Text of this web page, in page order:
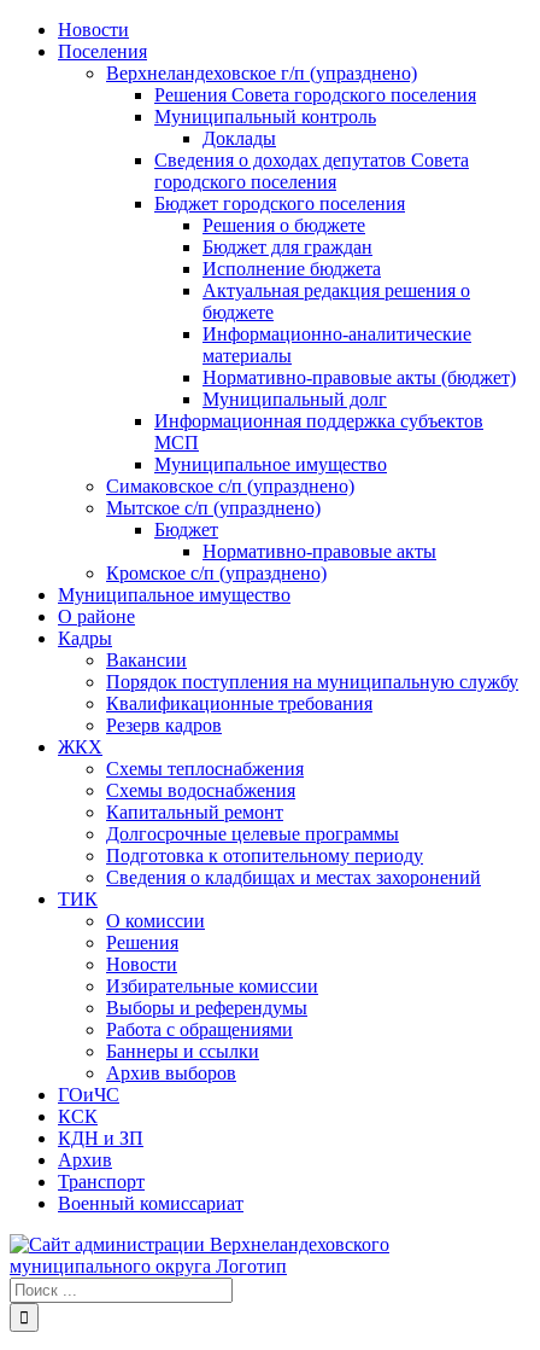
Skip
Новости
Поселения
Верхнеландеховское г/п (упразднено)
Решения Совета городского поселения
Муниципальный контроль
Доклады
Сведения о доходах депутатов Совета
городского поселения
Бюджет городского поселения
Решения о бюджете
Бюджет для граждан
Исполнение бюджета
Актуальная редакция решения о
бюджете
Информационно-аналитические
материалы
Нормативно-правовые акты (бюджет)
Муниципальный долг
Информационная поддержка субъектов
МСП
Муниципальное имущество
Симаковское с/п (упразднено)
Мытское с/п (упразднено)
Бюджет
Нормативно-правовые акты
Кромское с/п (упразднено)
Муниципальное имущество
О районе
Кадры
Вакансии
Порядок поступления на муниципальную службу
Квалификационные требования
Резерв кадров
ЖКХ
Схемы теплоснабжения
Схемы водоснабжения
Капитальный ремонт
Долгосрочные целевые программы
Подготовка к отопительному периоду
Сведения о кладбищах и местах захоронений
ТИК
О комиссии
Решения
Новости
Избирательные комиссии
Выборы и референдумы
Работа с обращениями
Баннеры и ссылки
Архив выборов
ГОиЧС
КСК
КДН и ЗП
Архив
Транспорт
Военный комиссариат
Результат
поиска: